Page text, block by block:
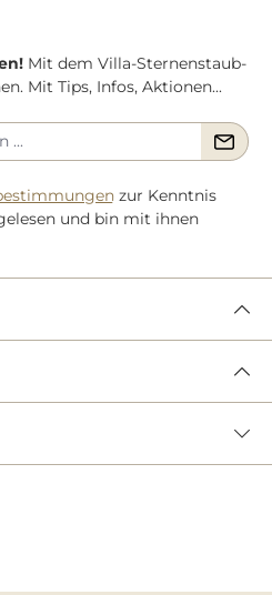
Mit dem Villa-Sternenstaub-
Mit Tips, Infos, Aktionen...
zur Kenntnis
und bin mit ihnen